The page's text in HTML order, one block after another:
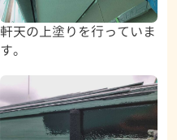
軒天の上塗りを行っていま
す。